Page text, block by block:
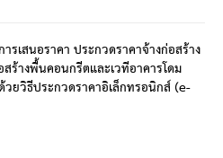
รเสนอราคา ประกวดราคาจ้างก่อสร้าง
สร้างพื้นคอนกรีตและเวทีอาคารโดม
วยวิธีประกวดราคาอิเล็กทรอนิกส์ (e-